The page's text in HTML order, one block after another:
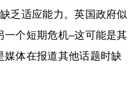
乏适应能力。英国政府似
个短期危机–这可能是其
媒体在报道其他话题时缺